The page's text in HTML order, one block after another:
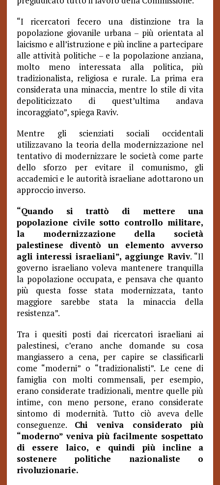
“I ricercatori fecero una distinzione tra la
popolazione giovanile urbana – più orientata al
laicismo e all’istruzione e più incline a partecipare
alle attività politiche – e la popolazione anziana,
molto meno interessata alla politica, più
tradizionalista, religiosa e rurale. La prima era
considerata una minaccia, mentre lo stile di vita
depoliticizzato di quest’ultima andava
incoraggiato”, spiega Raviv.
Mentre gli scienziati sociali occidentali
utilizzavano la teoria della modernizzazione nel
tentativo di modernizzare le società come parte
dello sforzo per evitare il comunismo, gli
accademici e le autorità israeliane adottarono un
approccio inverso.
“Quando si trattò di mettere una
popolazione civile sotto controllo militare,
la modernizzazione della società
palestinese diventò un elemento avverso
agli interessi israeliani”, aggiunge Raviv. “Il
governo israeliano voleva mantenere tranquilla
la popolazione occupata, e pensava che quanto
più questa fosse stata modernizzata, tanto
maggiore sarebbe stata la minaccia della
resistenza”.
Tra i quesiti posti dai ricercatori israeliani ai
palestinesi, c’erano anche domande su cosa
mangiassero a cena, per capire se classificarli
come “moderni” o “tradizionalisti”. Le cene di
famiglia con molti commensali, per esempio,
erano considerate tradizionali, mentre quelle più
intime, con meno persone, erano considerate
sintomo di modernità. Tutto ciò aveva delle
conseguenze. Chi veniva considerato più
“moderno” veniva più facilmente sospettato
di essere laico, e quindi più incline a
sostenere politiche nazionaliste o
rivoluzionarie.